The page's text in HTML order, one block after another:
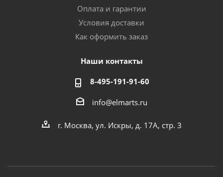
Оплата и гарантии
Условия доставки
Как оформить заказ
Наши контакты
8-495-191-91-60
info@elmarts.ru
г. Москва, ул. Искры, д. 17А, стр. 3